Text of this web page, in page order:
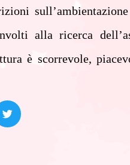
alla ricerca
è scorrevole,